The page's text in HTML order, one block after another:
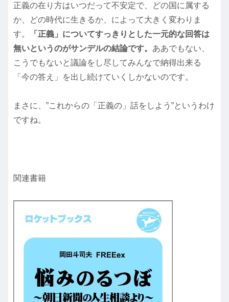
正義の在り方はいつだって不安定で、どの国に属する
か、どの時代に生きるか、によって大きく変わりま
す。
「正義」についてすっきりとした一元的な回答は
無いというのがサンデルの結論です。 ああでもない、
こうでもないと議論をし尽してみんなで納得出来る
「今の答え」を出し続けていくしかないのです。
まさに、”これからの「正義の」話をしよう”というわけ
ですね。
関連書籍